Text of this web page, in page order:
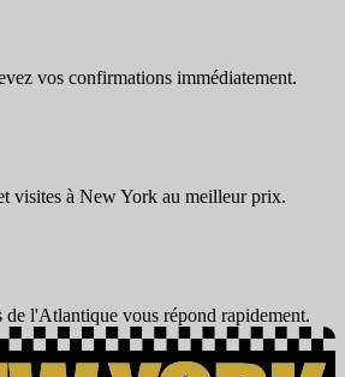
vos confirmations immédiatement.
visites à New York au meilleur prix.
de l'Atlantique vous répond rapidement.